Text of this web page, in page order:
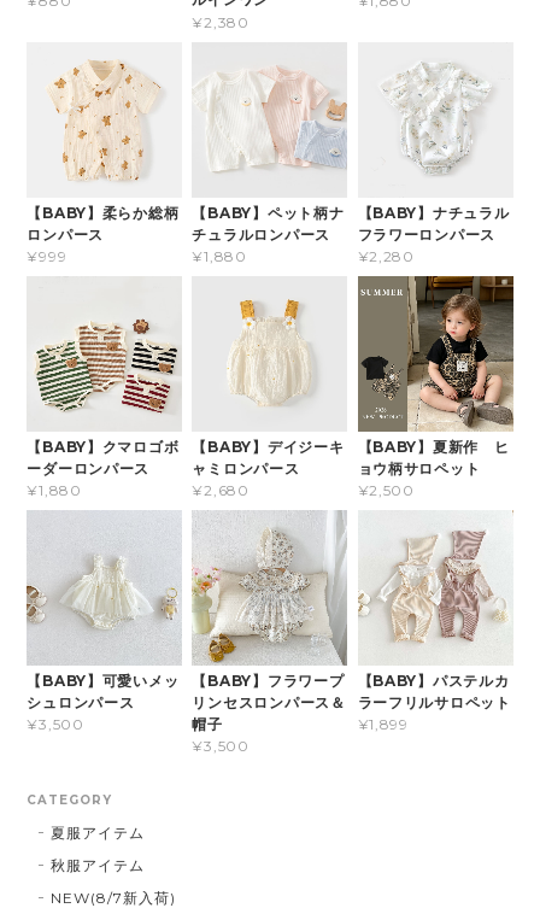
¥2,380
【BABY】柔らか総柄
ロンパース
¥999
【BABY】ペット柄ナ
チュラルロンパース
¥1,880
【BABY】ナチュラル
フラワーロンパース
¥2,280
【BABY】クマロゴボ
ーダーロンパース
¥1,880
【BABY】デイジーキ
ャミロンパース
¥2,680
【BABY】夏新作 ヒ
ョウ柄サロペット
¥2,500
【BABY】可愛いメッ
シュロンパース
¥3,500
【BABY】フラワープ
リンセスロンパース＆
帽子
¥3,500
【BABY】パステルカ
ラーフリルサロペット
¥1,899
CATEGORY
夏服アイテム
秋服アイテム
NEW(8/7新入荷)